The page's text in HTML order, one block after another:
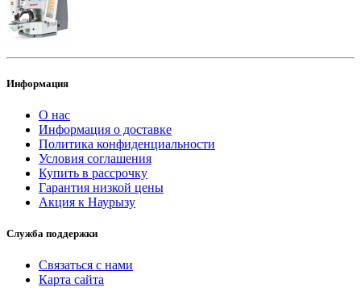
Информация
О нас
Информация о доставке
Политика конфиденциальности
Условия соглашения
Купить в рассрочку
Гарантия низкой цены
Акция к Наурызу
Служба поддержки
Связаться с нами
Карта сайта